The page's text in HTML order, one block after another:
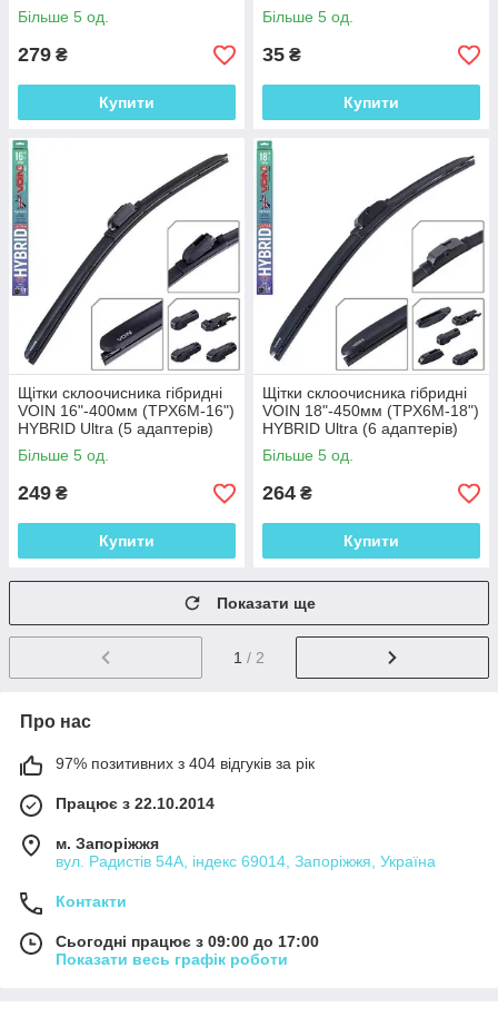
Більше 5 од.
279 ₴
Купити
Більше 5 од.
35 ₴
Купити
Щітки склоочисника гібридні
VOIN 16"-400мм (TPX6M-16")
HYBRID Ultra (5 адаптерів)
Більше 5 од.
249 ₴
Купити
Щітки склоочисника гібридні
VOIN 18"-450мм (TPX6M-18")
HYBRID Ultra (6 адаптерів)
Більше 5 од.
264 ₴
Купити
Показати ще
1 / 2
Про нас
97% позитивних з 404 відгуків за рік
Працює з 22.10.2014
м. Запоріжжя
вул. Радистів 54А, індекс 69014, Запоріжжя, Україна
Контакти
Сьогодні працює з 09:00 до 17:00
Показати весь графік роботи